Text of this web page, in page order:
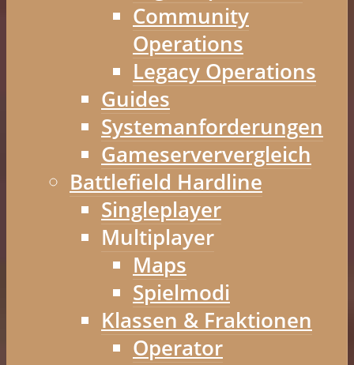
Community
Operations
Legacy Operations
Guides
Systemanforderungen
Gameserververgleich
Battlefield Hardline
Singleplayer
Multiplayer
Maps
Spielmodi
Klassen & Fraktionen
Operator